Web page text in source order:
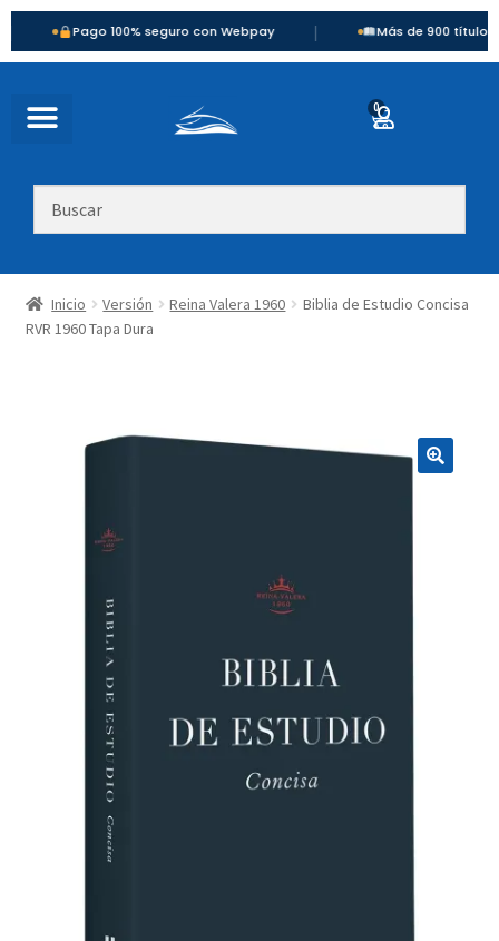
Pago 100% seguro con Webpay | Más de 900 títulos
0
Inicio Versión Reina Valera 1960
Biblia de Estudio Concisa
RVR 1960 Tapa Dura